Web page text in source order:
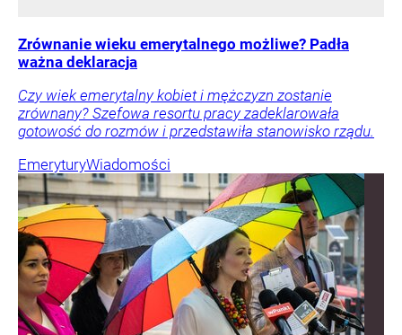
Zrównanie wieku emerytalnego możliwe? Padła
ważna deklaracja
Czy wiek emerytalny kobiet i mężczyzn zostanie
zrównany? Szefowa resortu pracy zadeklarowała
gotowość do rozmów i przedstawiła stanowisko rządu.
EmeryturyWiadomości